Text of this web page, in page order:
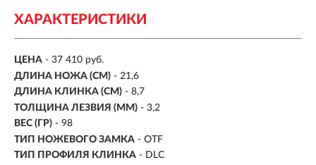
ХАРАКТЕРИСТИКИ
ЦЕНА - 37 410 руб.
ДЛИНА НОЖА (СМ) - 21,6
ДЛИНА КЛИНКА (СМ) - 8,7
ТОЛЩИНА ЛЕЗВИЯ (ММ) - 3,2
ВЕС (ГР) - 98
ТИП НОЖЕВОГО ЗАМКА - OTF
ТИП ПРОФИЛЯ КЛИНКА - DLC